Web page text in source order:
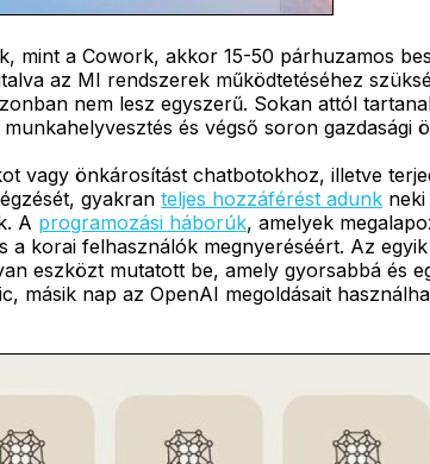
mint a Cowork, akkor 15-50 párhuzamos
az MI rendszerek működtetéséhez
nem lesz egyszerű. Sokan attól
és végső soron gazdasági
vagy önkárosítást chatbotokhoz, illetve
gyakran teljes hozzáférést adunk
A programozási háborúk, amelyek
korai felhasználók megnyeréséért. Az
eszközt mutatott be, amely gyorsabbá és
nap az OpenAI megoldásait